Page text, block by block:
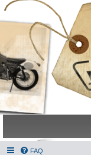
FAQ